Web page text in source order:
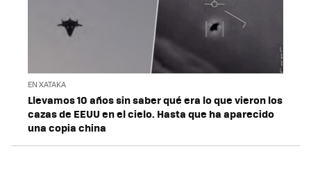
EN XATAKA
Llevamos 10 años sin saber qué era lo que vieron los
cazas de EEUU en el cielo. Hasta que ha aparecido
una copia china